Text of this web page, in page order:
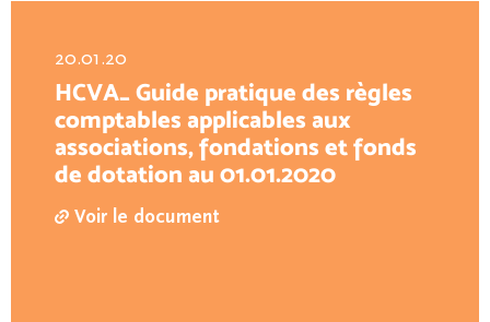
20.01.20
HCVA_ Guide pratique des règles
comptables applicables aux
associations, fondations et fonds
de dotation au 01.01.2020
Voir le document